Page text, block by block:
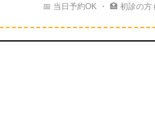
📅 当日予約OK ・ 🏥 初診の方